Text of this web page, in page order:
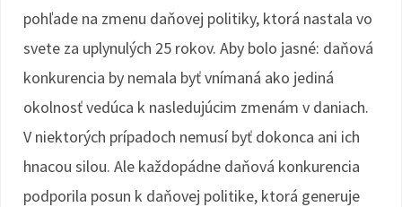
pohľade na zmenu daňovej politiky, ktorá nastala vo
svete za uplynulých 25 rokov. Aby bolo jasné: daňová
konkurencia by nemala byť vnímaná ako jediná
okolnosť vedúca k nasledujúcim zmenám v daniach.
V niektorých prípadoch nemusí byť dokonca ani ich
hnacou silou. Ale každopádne daňová konkurencia
podporila posun k daňovej politike, ktorá generuje